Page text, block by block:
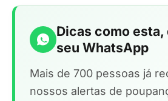
Dicas como
seu WhatsApp
Mais de 700 pessoas já
nossos alertas de